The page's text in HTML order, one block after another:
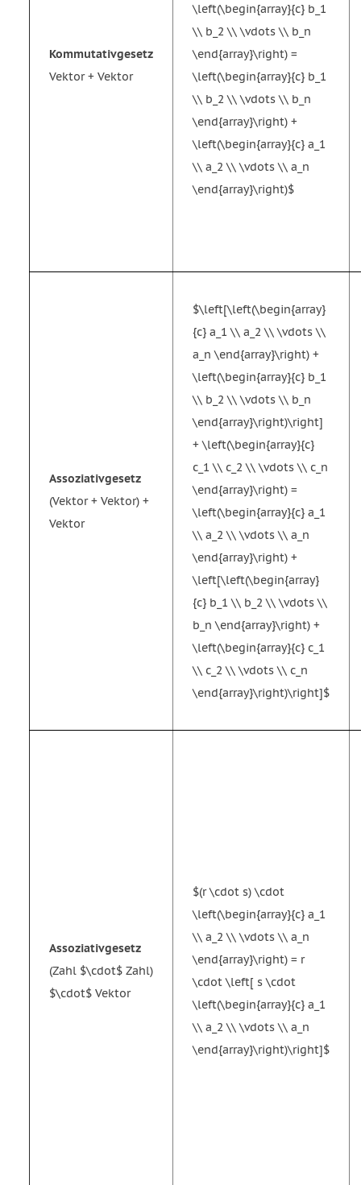
Kommutativgesetz
Vektor + Vektor
\left(\begin{array}{c} b_1
\\ b_2 \\ \vdots \\ b_n
\end{array}\right) =
\left(\begin{array}{c} b_1
\\ b_2 \\ \vdots \\ b_n
\end{array}\right) +
\left(\begin{array}{c} a_1
\\ a_2 \\ \vdots \\ a_n
\end{array}\right)$
Assoziativgesetz
(Vektor + Vektor) +
Vektor
$\left[\left(\begin{array}
{c} a_1 \\ a_2 \\ \vdots \\
a_n \end{array}\right) +
\left(\begin{array}{c} b_1
\\ b_2 \\ \vdots \\ b_n
\end{array}\right)\right]
+ \left(\begin{array}{c}
c_1 \\ c_2 \\ \vdots \\ c_n
\end{array}\right) =
\left(\begin{array}{c} a_1
\\ a_2 \\ \vdots \\ a_n
\end{array}\right) +
\left[\left(\begin{array}
{c} b_1 \\ b_2 \\ \vdots \\
b_n \end{array}\right) +
\left(\begin{array}{c} c_1
\\ c_2 \\ \vdots \\ c_n
\end{array}\right)\right]$
Assoziativgesetz
(Zahl $\cdot$ Zahl)
$\cdot$ Vektor
$(r \cdot s) \cdot
\left(\begin{array}{c} a_1
\\ a_2 \\ \vdots \\ a_n
\end{array}\right) = r
\cdot \left[ s \cdot
\left(\begin{array}{c} a_1
\\ a_2 \\ \vdots \\ a_n
\end{array}\right)\right]$